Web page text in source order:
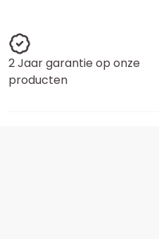
2 Jaar garantie op onze
producten